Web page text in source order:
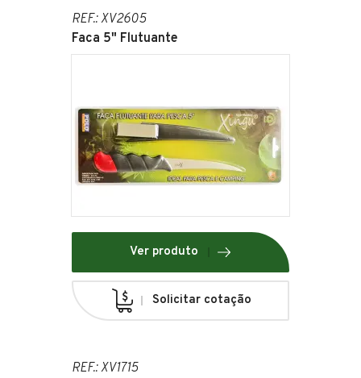
REF.: XV2605
Faca 5" Flutuante
Ver produto
Solicitar cotação
REF.: XV1715